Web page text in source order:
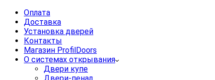
Оплата
Доставка
Установка дверей
Контакты
Магазин ProfilDoors
О системах открывания
Двери купе